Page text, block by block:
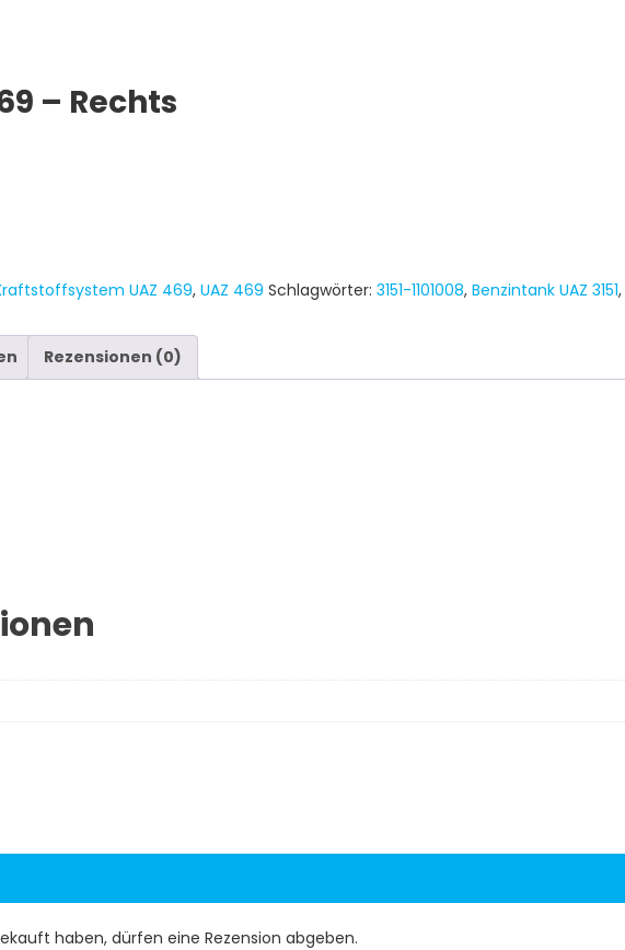
– Rechts
UAZ 469, UAZ 469 Schlagwörter: 3151-1101008, Benzintank UAZ 3151,
Rezensionen (0)
haben, dürfen eine Rezension abgeben.